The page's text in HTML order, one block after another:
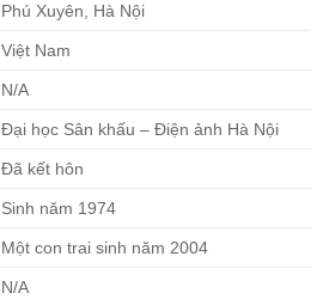
Phú Xuyên, Hà Nội
Việt Nam
N/A
Đại học Sân khấu – Điện ảnh Hà Nội
Đã kết hôn
Sinh năm 1974
Một con trai sinh năm 2004
N/A